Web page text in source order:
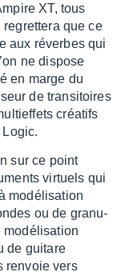
XT, tous
regret­tera que ce
aux réverbes qui
ne dispose
en marge du
de tran­si­toires
créa­tifs
sur ce point
virtuels qui
modé­li­sa­tion
ou de granu­
modé­li­sa­tion
de guitare
renvoie vers